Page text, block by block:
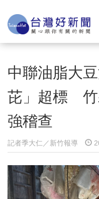
中聯油脂大
芘」超標 竹
強稽查
記者季大仁／新竹報導